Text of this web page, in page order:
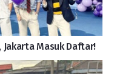
Jakarta Masuk Daftar!